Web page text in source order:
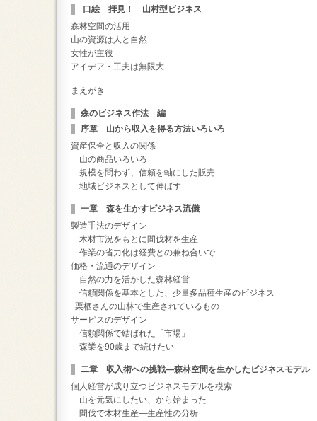
口絵 拝見！ 山村型ビジネス
森林空間の活用
山の資源は人と自然
女性が主役
アイデア・工夫は無限大
まえがき
森のビジネス作法 編
序章 山から収入を得る方法いろいろ
資産保全と収入の関係
山の商品いろいろ
規模を問わず、信頼を軸にした販売
地域ビジネスとして伸ばす
一章 森を生かすビジネス流儀
製造手法のデザイン
木材市況をもとに間伐材を生産
作業の省力化は経費との兼ね合いで
価格・流通のデザイン
自然の力を活かした森林経営
信頼関係を基本とした、少量多品種生産のビジネス
栗栖さんの山林で生産されているもの
サービスのデザイン
信頼関係で結ばれた「市場」
森業を90歳まで続けたい
二章 収入術への挑戦―森林空間を生かしたビジネスモデル
個人経営が成り立つビジネスモデルを模索
山を元気にしたい、から始まった
間伐で木材生産―生産性の分析